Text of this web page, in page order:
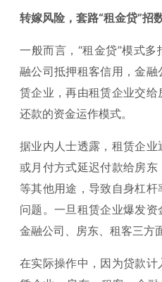
转嫁风险，套路“租金贷”招
一般而言，“租金贷”模式
融公司抵押租客信用，金
赁企业，再由租赁企业交
还款的资金运作模式。
据业内人士透露，租赁企
或月付方式延迟付款给房
等其他用途，导致自身杠
问题。一旦租赁企业爆发
金融公司、房东、租客三方
在实际操作中，因为贷款